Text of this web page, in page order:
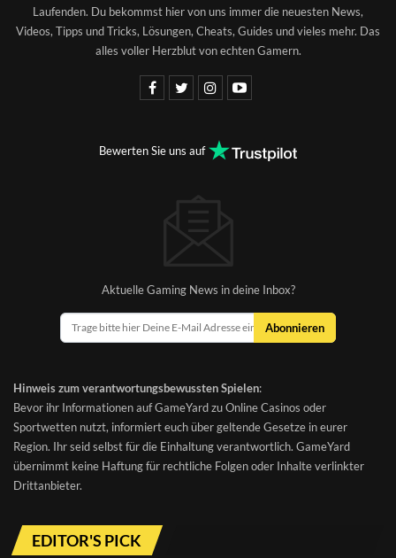
Laufenden. Du bekommst hier von uns immer die neuesten News,
Videos, Tipps und Tricks, Lösungen, Cheats, Guides und vieles mehr. Das
alles voller Herzblut von echten Gamern.
Bewerten Sie uns auf
Aktuelle Gaming News in deine Inbox?
Abonnieren
Hinweis zum verantwortungsbewussten Spielen:
Bevor ihr Informationen auf GameYard zu Online Casinos oder
Sportwetten nutzt, informiert euch über geltende Gesetze in eurer
Region. Ihr seid selbst für die Einhaltung verantwortlich. GameYard
übernimmt keine Haftung für rechtliche Folgen oder Inhalte verlinkter
Drittanbieter.
EDITOR'S PICK